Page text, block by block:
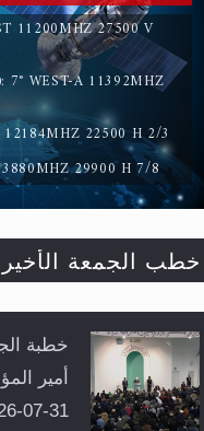
ومهيمنٌ
11200MHZ 27500 V
7° WEST-A 11392MHZ
12184MHZ 22500 H 2/3
3880MHZ 29900 H 7/8
خطب الجمعة
خطبة
أمير
31-07-2026